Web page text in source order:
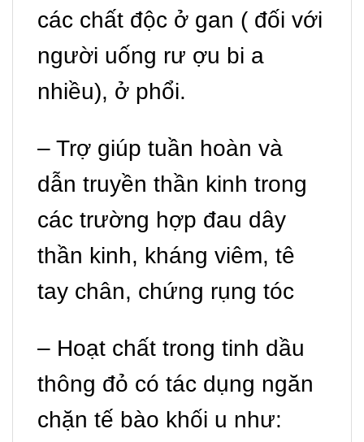
các chất độc ở gan ( đối với
người uống rư ợu bi a
nhiều), ở phổi.
– Trợ giúp tuần hoàn và
dẫn truyền thần kinh trong
các trường hợp đau dây
thần kinh, kháng viêm, tê
tay chân, chứng rụng tóc
– Hoạt chất trong tinh dầu
thông đỏ có tác dụng ngăn
chặn tế bào khối u như: